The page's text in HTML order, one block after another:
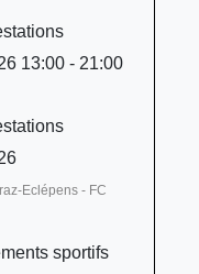
13:00 - 21:00
Eclépens - FC
sportifs